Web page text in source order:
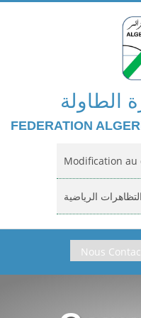
الطاولة
FEDERATION
Modification au
الرياضية
Domiciliation